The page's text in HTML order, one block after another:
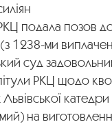
подала позов
1238-ми
суд
РКЦ щодо
катедри
на